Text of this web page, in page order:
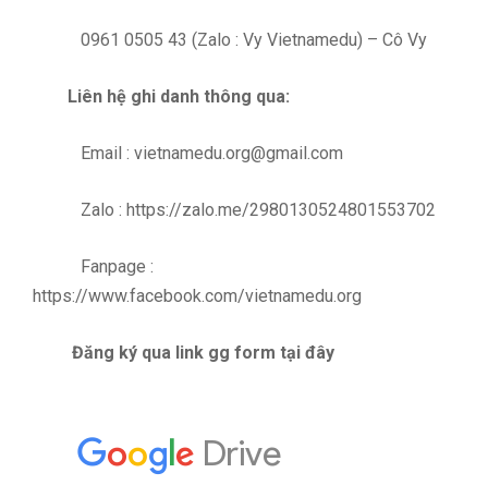
0961 0505 43 (Zalo : Vy Vietnamedu) – Cô Vy
Liên hệ ghi danh thông qua:
Email : vietnamedu.org@gmail.com
Zalo : https://zalo.me/2980130524801553702
Fanpage :
https://www.facebook.com/vietnamedu.org
Đăng ký qua link gg form tại đây